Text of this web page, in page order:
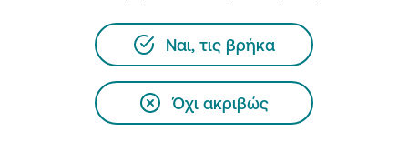
Ναι, τις βρήκα
Όχι ακριβώς